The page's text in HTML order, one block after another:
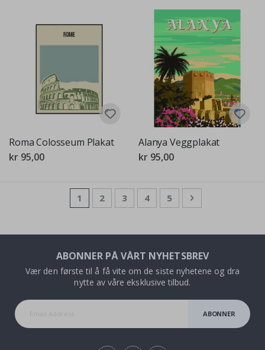
Roma Colosseum Plakat
kr 95,00
Alanya Veggplakat
kr 95,00
SideYou're currently reading page
1 Side
2 Side
3 Side
4 Side
5 Side
Neste
ABONNER PÅ VÅRT NYHETSBREV
Vær den første til å få vite om de siste nyhetene og dra
nytte av våre eksklusive tilbud.
ABONNER